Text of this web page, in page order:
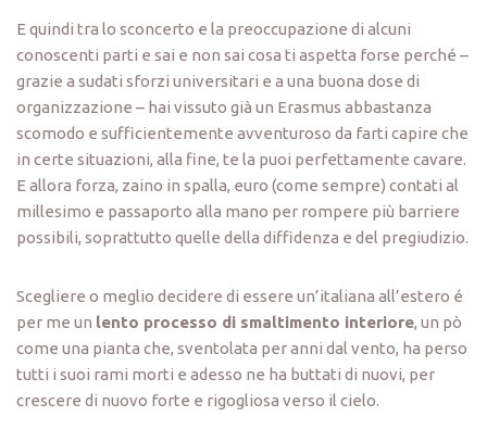
E quindi tra lo sconcerto e la preoccupazione di alcuni
conoscenti parti e sai e non sai cosa ti aspetta forse perché –
grazie a sudati sforzi universitari e a una buona dose di
organizzazione – hai vissuto già un Erasmus abbastanza
scomodo e sufficientemente avventuroso da farti capire che
in certe situazioni, alla fine, te la puoi perfettamente cavare.
E allora forza, zaino in spalla, euro (come sempre) contati al
millesimo e passaporto alla mano per rompere più barriere
possibili, soprattutto quelle della diffidenza e del pregiudizio.
Scegliere o meglio decidere di essere un’italiana all’estero é
per me un lento processo di smaltimento interiore, un pò
come una pianta che, sventolata per anni dal vento, ha perso
tutti i suoi rami morti e adesso ne ha buttati di nuovi, per
crescere di nuovo forte e rigogliosa verso il cielo.